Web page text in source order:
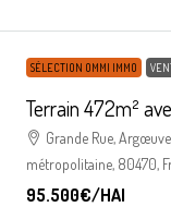
SÉLECTION OMMI IMMO
Terrain 472m²
Grande Rue,
métropolitaine, 80470,
95.500€/HAI